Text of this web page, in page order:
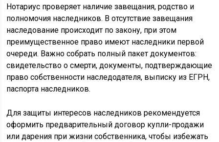
Нотариус проверяет наличие завещания, родство и
полномочия наследников. В отсутствие завещания
наследование происходит по закону, при этом
преимущественное право имеют наследники первой
очереди. Важно собрать полный пакет документов:
свидетельство о смерти, документы, подтверждающие
право собственности наследодателя, выписку из ЕГРН,
паспорта наследников.
Для защиты интересов наследников рекомендуется
оформить предварительный договор купли-продажи
или дарения при жизни собственника, чтобы избежать